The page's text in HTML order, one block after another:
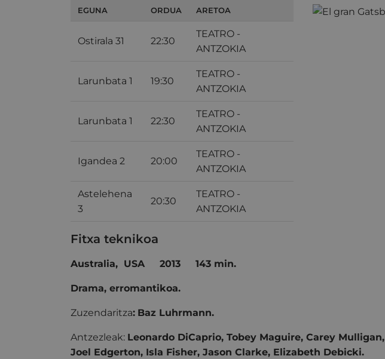
EGUNA ORDUA ARETOA
Ostirala 31 22:30
TEATRO -
ANTZOKIA
Larunbata 1 19:30
TEATRO -
ANTZOKIA
Larunbata 1 22:30
TEATRO -
ANTZOKIA
Igandea 2 20:00
TEATRO -
ANTZOKIA
Astelehena
3
20:30
TEATRO -
ANTZOKIA
Fitxa teknikoa
Australia, USA 2013 143 min.
Drama, erromantikoa.
Zuzendaritza: Baz Luhrmann.
Antzezleak: Leonardo DiCaprio, Tobey Maguire, Carey Mulligan,
Joel Edgerton, Isla Fisher, Jason Clarke, Elizabeth Debicki.